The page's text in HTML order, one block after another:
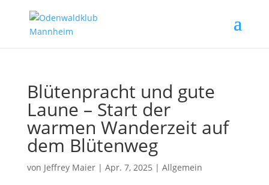
Blütenpracht und gute
Laune – Start der
warmen Wanderzeit auf
dem Blütenweg
von Jeffrey Maier| Apr. 7, 2025 | Allgemein